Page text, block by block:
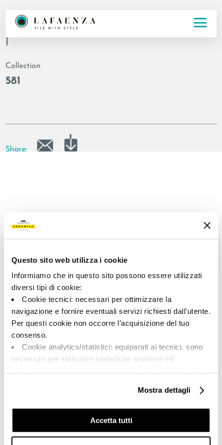
Questo sito web utilizza i cookie
Informiamo che in questo sito possono essere utilizzati
diversi tipi di cookie:
Cookie tecnici: necessari per ottimizzare la
navigazione e fornire eventuali servizi richiesti dall’utente.
Per questi cookie non occorre l’acquisizione del tuo
consenso.
Cookie analytics/statistici: equiparati ai tecnici, sono
necessari per elaborare statistiche anonime ed
Cookie di profilazione/marketing: sono utilizzati, solo
previo tuo consenso, per esaminare le tue abitudini di
navigazione e mostrarti quindi avvisi pubblicitari mirati, in
linea con le tue preferenze.
Mostra dettagli
Accetta tutti
Code
|
Collection
581
Share:
Via Vittorio Veneto, 13 - 40026 Imola (BO)
Tel: +39 0542 601601
BRAND
CERTIFICATION
COLLECTIONS
FAQ
CONTACTS
RÉSEAU DE VENTE